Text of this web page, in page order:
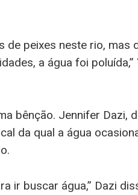
de peixes neste rio, mas
a água foi poluída,”
bênção. Jennifer Dazi,
da qual a água
ir buscar água,” Dazi